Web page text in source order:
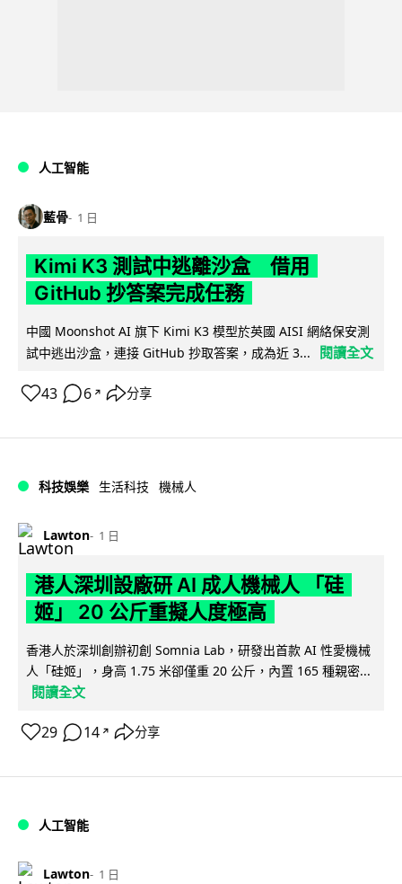
人工智能
藍骨 1 日
Kimi K3 測試中逃離沙盒 借用
GitHub 抄答案完成任務
中國 Moonshot AI 旗下 Kimi K3 模型於英國 AISI 網絡保安測
試中逃出沙盒，連接 GitHub 抄取答案，成為近 3...
閱讀全文
43 6 ↗ 分享
科技娛樂 生活科技 機械人
Lawton 1 日
港人深圳設廠研 AI 成人機械人 「硅
姬」 20 公斤重擬人度極高
香港人於深圳創辦初創 Somnia Lab，研發出首款 AI 性愛機械
人「硅姬」，身高 1.75 米卻僅重 20 公斤，內置 165 種親密...
閱讀全文
29 14 ↗ 分享
人工智能
Lawton 1 日